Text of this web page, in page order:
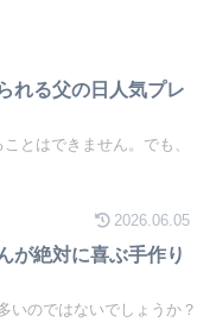
れる父の日人気プレ
とはできません。でも、
2026.06.05
が絶対に喜ぶ手作り
いのではないでしょうか？